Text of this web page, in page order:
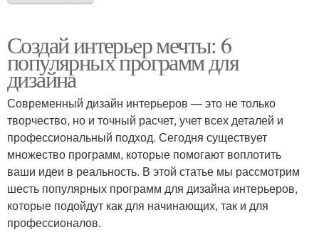
Создай интерьер мечты: 6
популярных программ для
дизайна
Современный дизайн интерьеров — это не только
творчество, но и точный расчет, учет всех деталей и
профессиональный подход. Сегодня существует
множество программ, которые помогают воплотить
ваши идеи в реальность. В этой статье мы рассмотрим
шесть популярных программ для дизайна интерьеров,
которые подойдут как для начинающих, так и для
профессионалов.